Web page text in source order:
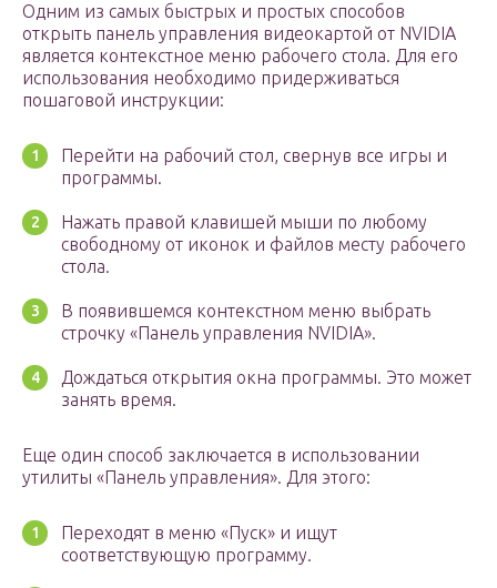
Одним из самых быстрых и простых способов
открыть панель управления видеокартой от NVIDIA
является контекстное меню рабочего стола. Для его
использования необходимо придерживаться
пошаговой инструкции:
Перейти на рабочий стол, свернув все игры и
программы.
Нажать правой клавишей мыши по любому
свободному от иконок и файлов месту рабочего
стола.
В появившемся контекстном меню выбрать
строчку «Панель управления NVIDIA».
Дождаться открытия окна программы. Это может
занять время.
Еще один способ заключается в использовании
утилиты «Панель управления». Для этого:
Переходят в меню «Пуск» и ищут
соответствующую программу.